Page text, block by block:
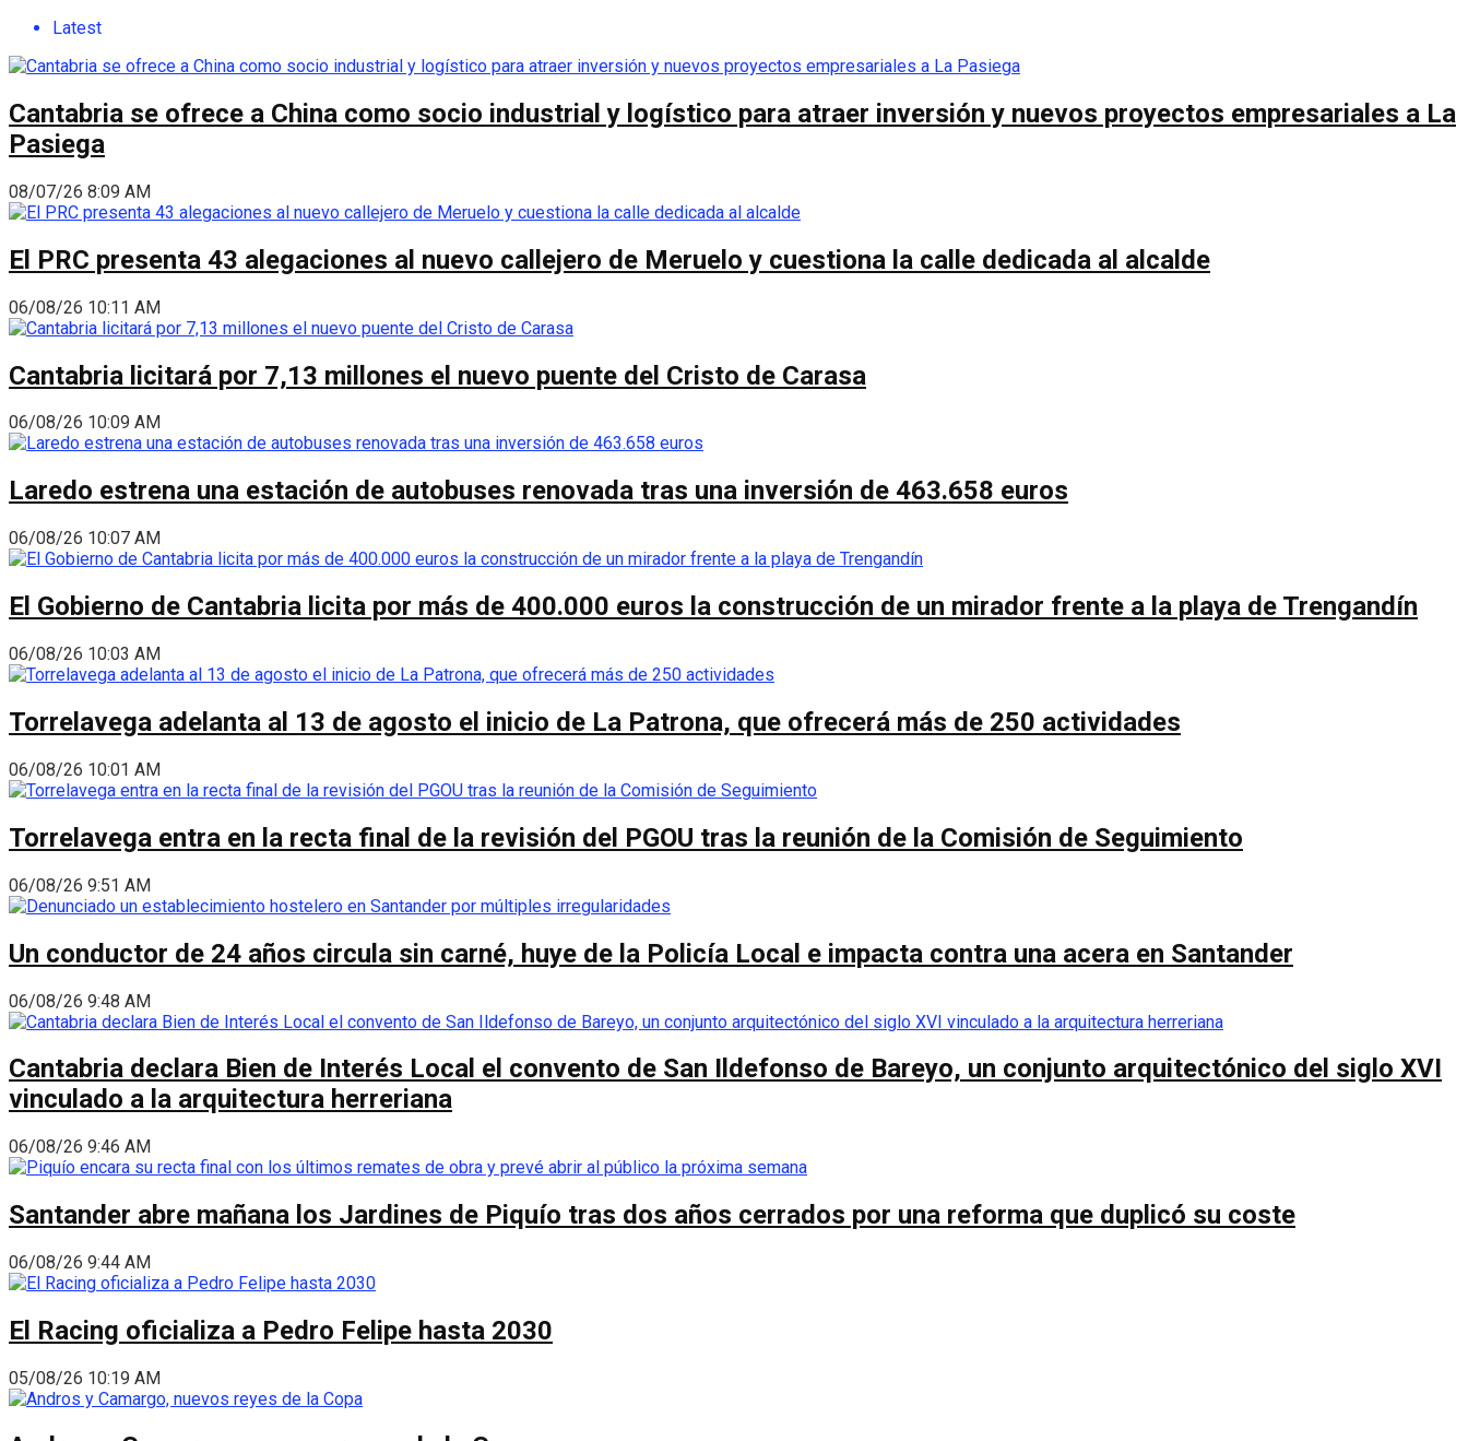
Latest
Cantabria se ofrece a China como socio industrial y logístico para atraer inversión y nuevos proyectos empresariales a La
Pasiega
08/07/26 8:09 AM
El PRC presenta 43 alegaciones al nuevo callejero de Meruelo y cuestiona la calle dedicada al alcalde
06/08/26 10:11 AM
Cantabria licitará por 7,13 millones el nuevo puente del Cristo de Carasa
06/08/26 10:09 AM
Laredo estrena una estación de autobuses renovada tras una inversión de 463.658 euros
06/08/26 10:07 AM
El Gobierno de Cantabria licita por más de 400.000 euros la construcción de un mirador frente a la playa de Trengandín
06/08/26 10:03 AM
Torrelavega adelanta al 13 de agosto el inicio de La Patrona, que ofrecerá más de 250 actividades
06/08/26 10:01 AM
Torrelavega entra en la recta final de la revisión del PGOU tras la reunión de la Comisión de Seguimiento
06/08/26 9:51 AM
Un conductor de 24 años circula sin carné, huye de la Policía Local e impacta contra una acera en Santander
06/08/26 9:48 AM
Cantabria declara Bien de Interés Local el convento de San Ildefonso de Bareyo, un conjunto arquitectónico del siglo XVI
vinculado a la arquitectura herreriana
06/08/26 9:46 AM
Santander abre mañana los Jardines de Piquío tras dos años cerrados por una reforma que duplicó su coste
06/08/26 9:44 AM
El Racing oficializa a Pedro Felipe hasta 2030
05/08/26 10:19 AM